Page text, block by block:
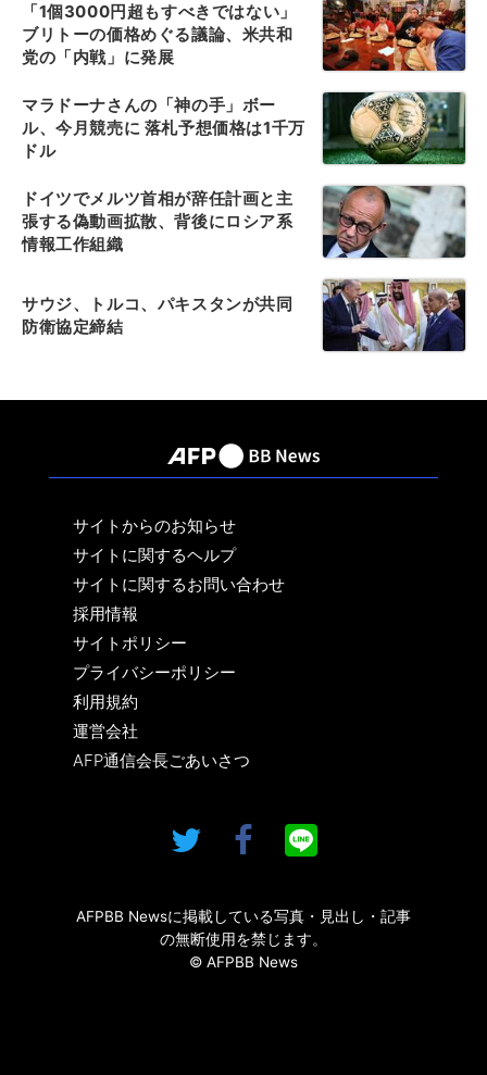
「1個3000円超もすべきではない」
ブリトーの価格めぐる議論、米共和
党の「内戦」に発展
マラドーナさんの「神の手」ボー
ル、今月競売に 落札予想価格は1千万
ドル
ドイツでメルツ首相が辞任計画と主
張する偽動画拡散、背後にロシア系
情報工作組織
サウジ、トルコ、パキスタンが共同
防衛協定締結
サイトからのお知らせ
サイトに関するヘルプ
サイトに関するお問い合わせ
採用情報
サイトポリシー
プライバシーポリシー
利用規約
運営会社
AFP通信会長ごあいさつ
AFPBB Newsに掲載している写真・見出し・記事
の無断使用を禁じます。
© AFPBB News